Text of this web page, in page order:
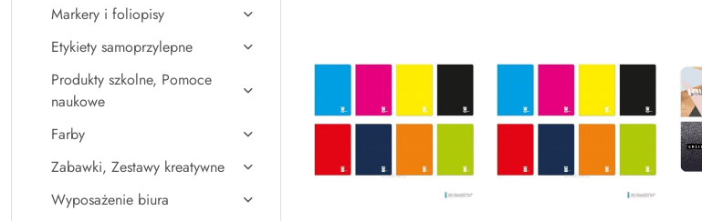
Markery i foliopisy
Etykiety samoprzylepne
Produkty szkolne, Pomoce
naukowe
Farby
Zabawki, Zestawy kreatywne
Wyposażenie biura